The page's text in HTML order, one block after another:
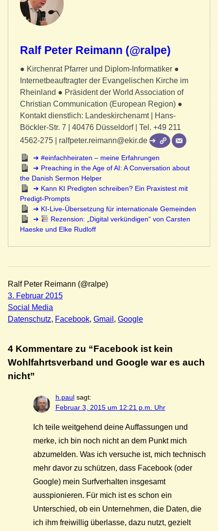
Ralf Peter Reimann (@ralpe)
● Kirchenrat Pfarrer und Diplom-Informatiker ●
Internetbeauftragter der Evangelischen Kirche im
Rheinland ● Präsident der World Association of
Christian Communication (European Region) ●
Kontakt dienstlich: Landeskirchenamt | Hans-
Böckler-Str. 7 | 40476 Düsseldorf | Tel. +49 211
4562-275 | ralfpeter.reimann@ekir.de
#einfachheiraten – meine Erfahrungen
Preaching in the Age of AI: A Conversation about
the Danish Sermon Helper
Kann KI Predigten schreiben? Ein Praxistest mit
Predigt-Prompts
KI-Live-Übersetzung für internationale Gemeinden
Rezension: „Digital verkündigen“ von Carsten
Haeske und Elke Rudloff
Ralf Peter Reimann (@ralpe)
3. Februar 2015
Social Media
Datenschutz, Facebook, Gmail , Google
4 Kommentare zu “Facebook ist kein
Wohlfahrtsverband und Google war es auch
nicht”
h.paul sagt:
Februar 3, 2015 um 12:21 p.m. Uhr
Ich teile weitgehend deine Auffassungen und
merke, ich bin noch nicht an dem Punkt mich
abzumelden. Was ich versuche ist, mich technisch
mehr davor zu schützen, dass Facebook (oder
Google) mein Surfverhalten insgesamt
ausspionieren. Für mich ist es schon ein
Unterschied, ob ein Unternehmen, die Daten, die
ich ihm freiwillig überlasse, dazu nutzt, gezielt